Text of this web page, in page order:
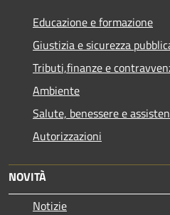
Educazione e formazione
Giustizia e sicurezza
Tributi,finanze e
Ambiente
Salute, benessere e
Autorizzazioni
NOVITÀ
Notizie